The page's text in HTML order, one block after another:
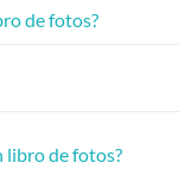
de fotos?
libro de fotos?